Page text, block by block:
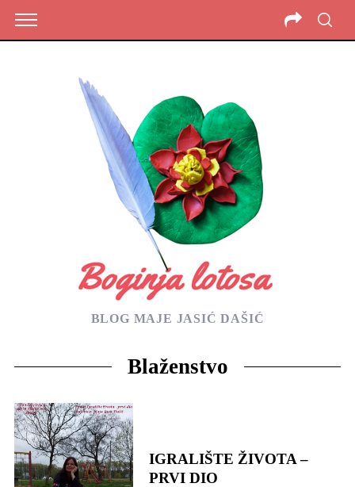
BLOG MAJE JASIĆ DAŠIĆ
Blaženstvo
IGRALIŠTE ŽIVOTA –
PRVI DIO